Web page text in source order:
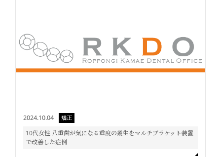
2024.10.04 矯正
10代女性 八重歯が気になる重度の叢生をマルチブラケット装置
で改善した症例